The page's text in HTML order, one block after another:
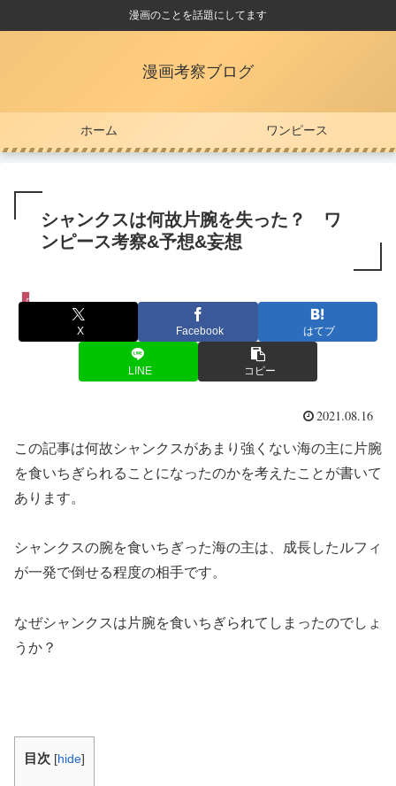
漫画のことを話題にしてます
漫画考察ブログ
ホーム ワンピース
シャンクスは何故片腕を失った？ ワ
ンピース考察&予想&妄想
ワンピース
X Facebook はてブ
LINE コピー
2021.08.16
この記事は何故シャンクスがあまり強くない海の主に片腕
を食いちぎられることになったのかを考えたことが書いて
あります。
シャンクスの腕を食いちぎった海の主は、成長したルフィ
が一発で倒せる程度の相手です。
なぜシャンクスは片腕を食いちぎられてしまったのでしょ
うか？
目次 [hide]